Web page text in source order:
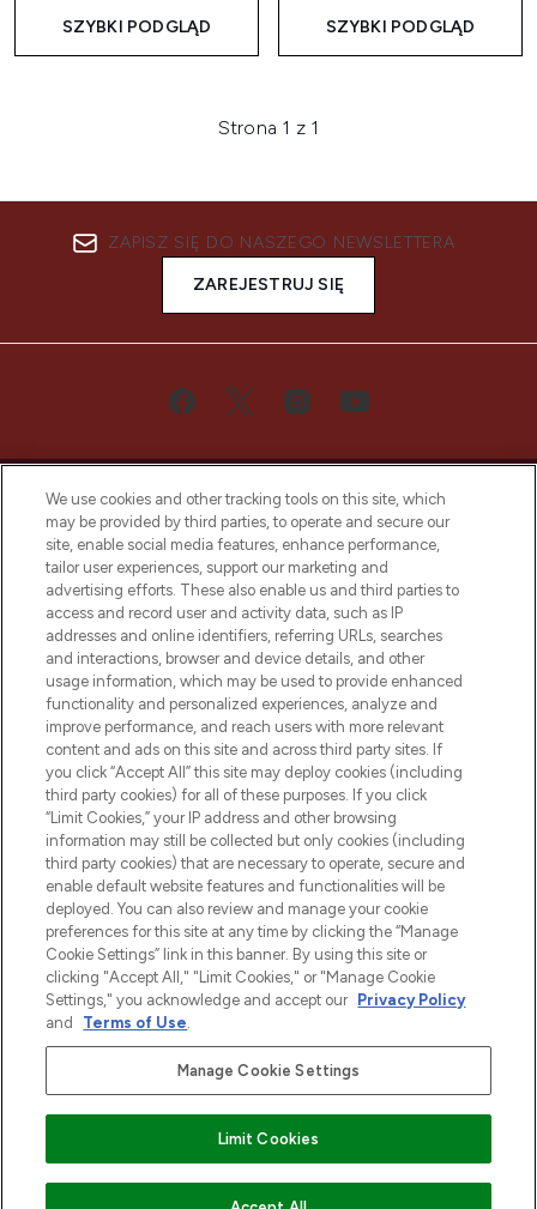
SZYBKI PODGLĄD SZYBKI PODGLĄD
Strona 1 z 1
ZAPISZ SIĘ DO NASZEGO NEWSLETTERA
ZAREJESTRUJ SIĘ
Bądź pierwszą osobą, która dowie się o
najnowszych produktach, od niszowych i
uznanych marek, sezonowych trendach i
otrzyma ekskluzywne artykuły redakcyjne
z Sunday Supplement.
Zgoda na pliki cookie
Do Not Sell or Share My Personal
Information
POMOC & INFORMACJE
WAŻNE INFORMACJE
O LOOKFANTASTIC
2026 The Hut Group
Płać bezpiecznie za pomocą
We use cookies and other tracking tools on this site, which
may be provided by third parties, to operate and secure our
site, enable social media features, enhance performance,
tailor user experiences, support our marketing and
advertising efforts. These also enable us and third parties to
access and record user and activity data, such as IP
addresses and online identifiers, referring URLs, searches
and interactions, browser and device details, and other
usage information, which may be used to provide enhanced
functionality and personalized experiences, analyze and
improve performance, and reach users with more relevant
content and ads on this site and across third party sites. If
you click “Accept All” this site may deploy cookies (including
third party cookies) for all of these purposes. If you click
“Limit Cookies,” your IP address and other browsing
information may still be collected but only cookies (including
third party cookies) that are necessary to operate, secure and
enable default website features and functionalities will be
deployed. You can also review and manage your cookie
preferences for this site at any time by clicking the “Manage
Cookie Settings” link in this banner. By using this site or
clicking "Accept All," "Limit Cookies," or "Manage Cookie
Settings," you acknowledge and accept our Privacy Policy
and
Terms of Use.
Manage Cookie Settings
Limit Cookies